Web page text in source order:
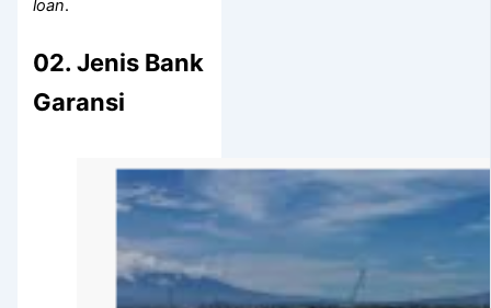
loan.
02. Jenis Bank
Garansi